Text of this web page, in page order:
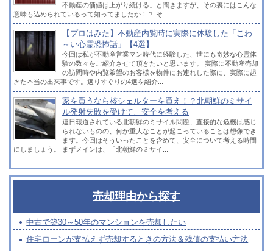
不動産の価値は上がり続ける」と聞きますが、その裏にはこんな
意味も込められているって知ってましたか！？ そ...
【プロはみた】不動産内覧時に実際に体験した「こわ
～い心霊恐怖話」【4選】
今回は私が不動産営業マン時代に経験した、世にも奇妙な心霊体
験の数々をご紹介させて頂きたいと思います。 実際に不動産売却
の訪問時や内覧希望のお客様を物件にお連れした際に、実際に起
きた本当の出来事です。選りすぐりの4選を紹介...
家を買うなら核シェルターを買え！？北朝鮮のミサイ
ル発射失敗を受けて、安全を考える
連日報道されている北朝鮮のミサイル問題、直接的な危機は感じ
られないものの、何か重大なことが起こっていることは想像でき
ます。今回はそういったことを含めて、安全について考える時間
にしましょう。 まずメインは、「北朝鮮のミサイ...
売却理由から探す
中古で築30～50年のマンションを売却したい
住宅ローンが支払えず売却するときの方法＆残債の支払い方法